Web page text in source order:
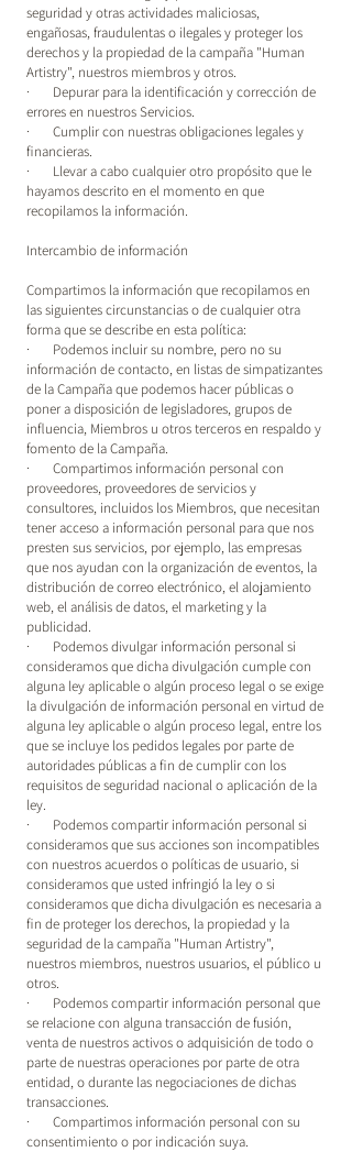
seguridad y otras actividades maliciosas,
engañosas, fraudulentas o ilegales y proteger los
derechos y la propiedad de la campaña "Human
Artistry", nuestros miembros y otros.
· Depurar para la identificación y corrección de
errores en nuestros Servicios.
· Cumplir con nuestras obligaciones legales y
financieras.
· Llevar a cabo cualquier otro propósito que le
hayamos descrito en el momento en que
recopilamos la información.
Intercambio de información
Compartimos la información que recopilamos en
las siguientes circunstancias o de cualquier otra
forma que se describe en esta política:
· Podemos incluir su nombre, pero no su
información de contacto, en listas de simpatizantes
de la Campaña que podemos hacer públicas o
poner a disposición de legisladores, grupos de
influencia, Miembros u otros terceros en respaldo y
fomento de la Campaña.
· Compartimos información personal con
proveedores, proveedores de servicios y
consultores, incluidos los Miembros, que necesitan
tener acceso a información personal para que nos
presten sus servicios, por ejemplo, las empresas
que nos ayudan con la organización de eventos, la
distribución de correo electrónico, el alojamiento
web, el análisis de datos, el marketing y la
publicidad.
· Podemos divulgar información personal si
consideramos que dicha divulgación cumple con
alguna ley aplicable o algún proceso legal o se exige
la divulgación de información personal en virtud de
alguna ley aplicable o algún proceso legal, entre los
que se incluye los pedidos legales por parte de
autoridades públicas a fin de cumplir con los
requisitos de seguridad nacional o aplicación de la
ley.
· Podemos compartir información personal si
consideramos que sus acciones son incompatibles
con nuestros acuerdos o políticas de usuario, si
consideramos que usted infringió la ley o si
consideramos que dicha divulgación es necesaria a
fin de proteger los derechos, la propiedad y la
seguridad de la campaña "Human Artistry",
nuestros miembros, nuestros usuarios, el público u
otros.
· Podemos compartir información personal que
se relacione con alguna transacción de fusión,
venta de nuestros activos o adquisición de todo o
parte de nuestras operaciones por parte de otra
entidad, o durante las negociaciones de dichas
transacciones.
· Compartimos información personal con su
consentimiento o por indicación suya.